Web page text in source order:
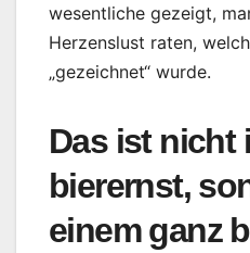
wesentliche gezeigt,
Herzenslust raten,
„gezeichnet“ wurde.
Das ist nicht
bierernst,
einem ganz